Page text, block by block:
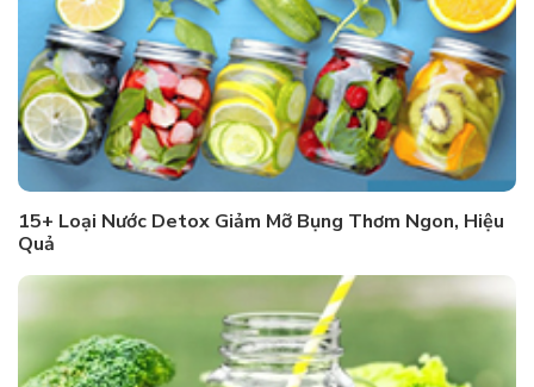
15+ Loại Nước Detox Giảm Mỡ Bụng Thơm Ngon, Hiệu
Quả